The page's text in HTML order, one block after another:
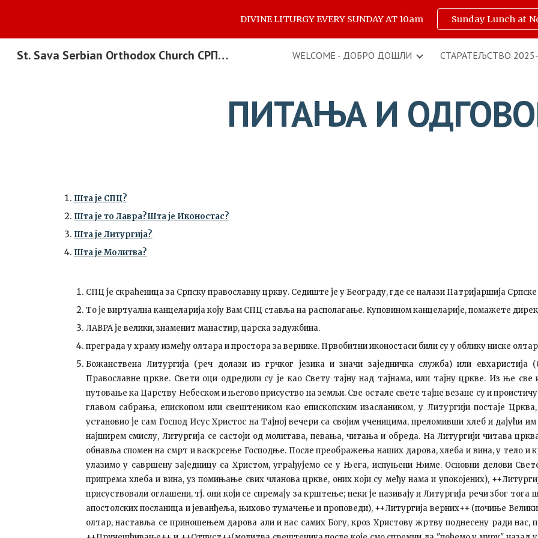
Skip to main content Skip to
DIVINE LITURGY EVERY SUNDAY AT 10am Sunday Lunch at
St. Sava Serbian Orthodox Church СРПСКА ПРАВОСЛАВНА ЦРКВА СВЕТОГ САВЕ WELCOME - ДОБРО ДОШЛИ СТАРАТЕЉСТВО
ПИТАЊА И
Шта је СПЦ?
Шта је то Лавра?Шта је Иконостас?
Шта је Литургија?
Шта је Молитва?
СПЦ је скраћеница за Српску православну цркву. Седиште је у Београду, где се налази Патријаршија
То је виртуална канцеларија коју Вам СПЦ ставља на располагање. Куповином канцеларије, помажете
ЛАВРА је велики, знаменит манастир, царска задужбина.
преграда у храму између олтара и простора за вернике. Првобитни иконостаси били су у облику ниске
Божанствена Литургија (реч долази из грчког језика и значи заједничка служба) или
Православне цркве. Свети оци одредили су је као Свету тајну над тајнама, или тајну цркве. Из ње
путовање ка Царству Небеском и његово присуство на земљи. Све остале свете тајне везане су и
главом сабрања, епископом или свештеником као епископским изаслаником, у Литургији постаје
установио је сам Господ Исус Христос на Тајној вечери са својим ученицима, преломивши хлеб и дајући
најширем смислу, Литургија се састоји од молитава, певања, читања и обреда. На Литургији читава
обнавља спомен на смрт и васкрсење Господње. После преображења наших дарова, хлеба и вина, у тело и
улазимо у савршену заједницу са Христом, уграђујемо се у Њега, испуњени Њиме. Основни делови
припрема хлеба и вина, уз помињање свих чланова цркве, оних који су међу нама и упокојених),
присуствовали оглашени, тј. они који се спремају за крштење; неки је називају и Литургија речи због
апостолских посланица и јеванђеља, њихово тумачење и проповеди), ++Литургија верних++ (почиње
олтар, наставља се приношењем дарова али и нас самих Богу, кроз Христову жртву поднесену ради